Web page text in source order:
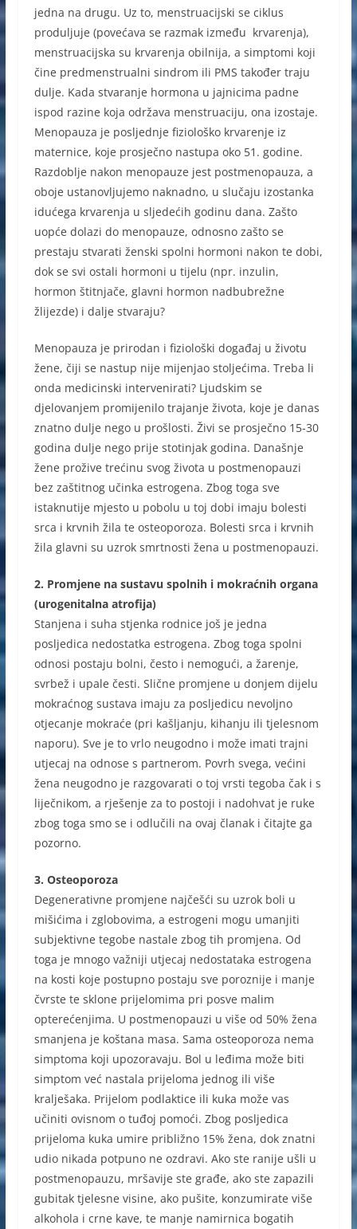
jedna na drugu. Uz to, menstruacijski se ciklus
produljuje (povećava se razmak između krvarenja),
menstruacijska su krvarenja obilnija, a simptomi koji
čine predmenstrualni sindrom ili PMS također traju
dulje. Kada stvaranje hormona u jajnicima padne
ispod razine koja održava menstruaciju, ona izostaje.
Menopauza je posljednje fiziološko krvarenje iz
maternice, koje prosječno nastupa oko 51. godine.
Razdoblje nakon menopauze jest postmenopauza, a
oboje ustanovljujemo naknadno, u slučaju izostanka
idućega krvarenja u sljedećih godinu dana. Zašto
uopće dolazi do menopauze, odnosno zašto se
prestaju stvarati ženski spolni hormoni nakon te dobi,
dok se svi ostali hormoni u tijelu (npr. inzulin,
hormon štitnjače, glavni hormon nadbubrežne
žlijezde) i dalje stvaraju?
Menopauza je prirodan i fiziološki događaj u životu
žene, čiji se nastup nije mijenjao stoljećima. Treba li
onda medicinski intervenirati? Ljudskim se
djelovanjem promijenilo trajanje života, koje je danas
znatno dulje nego u prošlosti. Živi se prosječno 15-30
godina dulje nego prije stotinjak godina. Današnje
žene prožive trećinu svog života u postmenopauzi
bez zaštitnog učinka estrogena. Zbog toga sve
istaknutije mjesto u pobolu u toj dobi imaju bolesti
srca i krvnih žila te osteoporoza. Bolesti srca i krvnih
žila glavni su uzrok smrtnosti žena u postmenopauzi.
2. Promjene na sustavu spolnih i mokraćnih organa
(urogenitalna atrofija)
Stanjena i suha stjenka rodnice još je jedna
posljedica nedostatka estrogena. Zbog toga spolni
odnosi postaju bolni, često i nemogući, a žarenje,
svrbež i upale česti. Slične promjene u donjem dijelu
mokraćnog sustava imaju za posljedicu nevoljno
otjecanje mokraće (pri kašljanju, kihanju ili tjelesnom
naporu). Sve je to vrlo neugodno i može imati trajni
utjecaj na odnose s partnerom. Povrh svega, većini
žena neugodno je razgovarati o toj vrsti tegoba čak i s
liječnikom, a rješenje za to postoji i nadohvat je ruke
zbog toga smo se i odlučili na ovaj članak i čitajte ga
pozorno.
3. Osteoporoza
Degenerativne promjene najčešći su uzrok boli u
mišićima i zglobovima, a estrogeni mogu umanjiti
subjektivne tegobe nastale zbog tih promjena. Od
toga je mnogo važniji utjecaj nedostataka estrogena
na kosti koje postupno postaju sve poroznije i manje
čvrste te sklone prijelomima pri posve malim
opterećenjima. U postmenopauzi u više od 50% žena
smanjena je koštana masa. Sama osteoporoza nema
simptoma koji upozoravaju. Bol u leđima može biti
simptom već nastala prijeloma jednog ili više
kralješaka. Prijelom podlaktice ili kuka može vas
učiniti ovisnom o tuđoj pomoći. Zbog posljedica
prijeloma kuka umire približno 15% žena, dok znatni
udio nikada potpuno ne ozdravi. Ako ste ranije ušli u
postmenopauzu, mršavije ste građe, ako ste zapazili
gubitak tjelesne visine, ako pušite, konzumirate više
alkohola i crne kave, te manje namirnica bogatih